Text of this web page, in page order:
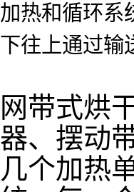
加热和循环系
下往上通过输
网带式烘
器、摆动
几个加热